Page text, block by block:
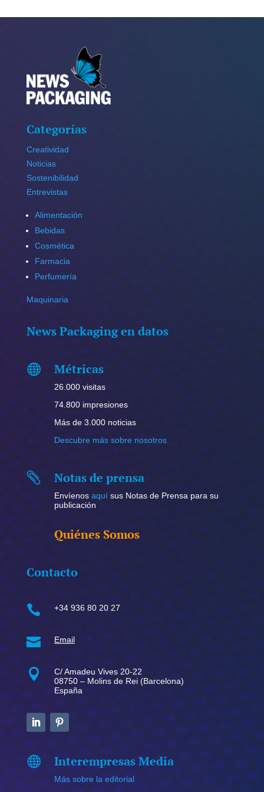
Categorías
Creatividad
Noticias
Sostenibilidad
Entrevistas
Alimentación
Bebidas
Cosmética
Farmacia
Perfumería
Maquinaria
News Packaging en datos
 Métricas
26.000 visitas
74.800 impresiones
Más de 3.000 noticias
Descubre más sobre nosotros
 Notas de prensa
Envíenos aquísus Notas de Prensa para su
publicación
Quiénes Somos
Contacto
 +34 936 80 20 27
 Email

C/ Amadeu Vives 20-22
08750 – Molins de Rei (Barcelona)
España
 Interempresas Media
Más sobre la editorial